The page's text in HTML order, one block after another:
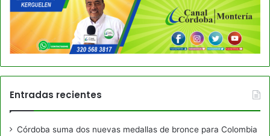
Entradas recientes
Córdoba suma dos nuevas medallas de bronce para Colombia